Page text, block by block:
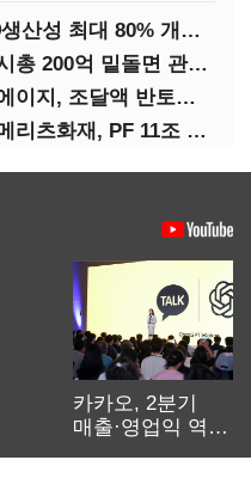
[IB토마토](AI 보험혁신)①생산성 최대 80% 개선…현실은 '실행 격차'
[IB토마토](공시톺아보기)시총 200억 밑돌면 관리종목…상폐 피하려면
[IB토마토](유증레이다)썸에이지, 조달액 반토막…시총 200억 못 넘으면 철회
[IB토마토](크레딧시그널)메리츠화재, PF 11조 노출…부동산 사업성 저하 우려
카카오, 2분기
매출·영업익 역대